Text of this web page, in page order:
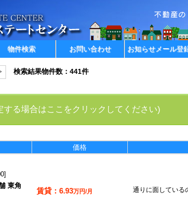
物件検索 お問い合わせ お知らせメール登
検索結果物件数：441件
る場合はここをクリックしてください)
価格
東角
6.93万円/月 通りに面している